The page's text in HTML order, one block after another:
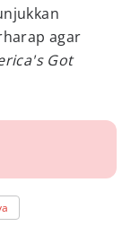
agar
Got